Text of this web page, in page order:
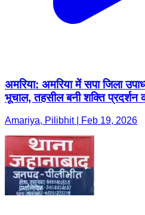
अमरिया: अमरिया में सपा जिला
भूचाल, तहसील बनी शक्ति प्रदर्शन
Amariya, Pilibhit | Feb 19, 2026